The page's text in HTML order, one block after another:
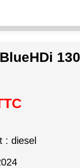
: diesel